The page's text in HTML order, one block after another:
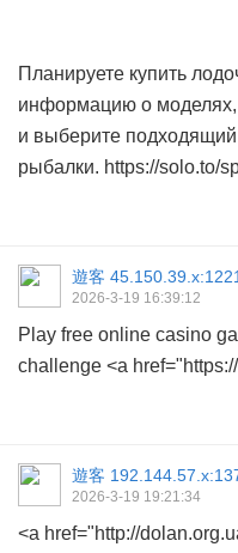
Планируете купить
информацию о
и выберите
рыбалки. https://solo.to/
遊客
2026-3-19 16:39:12
Play free online casino
challenge <a
遊客
2026-3-19 19:21:34
<a href="http://